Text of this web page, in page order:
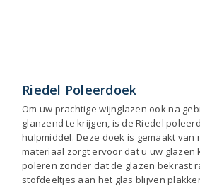
Riedel Poleerdoek
Om uw prachtige wijnglazen ook na
glanzend te krijgen, is de Riedel
hulpmiddel. Deze doek is gemaakt van
materiaal zorgt ervoor dat u uw glazen
poleren zonder dat de glazen bekrast
stofdeeltjes aan het glas blijven